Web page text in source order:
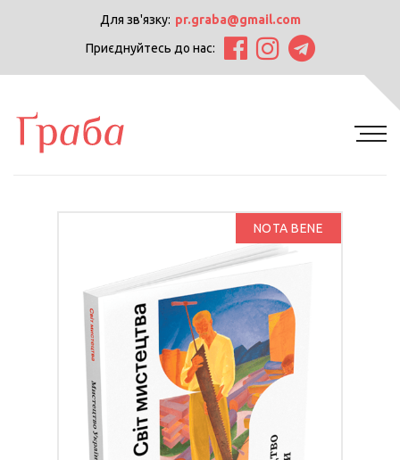
Для зв'язку: pr.graba@gmail.com
Приєднуйтесь до нас:
NOTA BENE